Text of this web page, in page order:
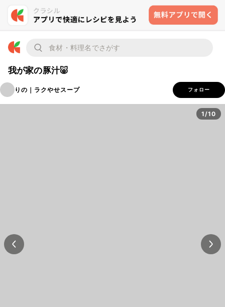
我が家の豚汁🐷
りの｜ラクやせスープ フォロー
1/10